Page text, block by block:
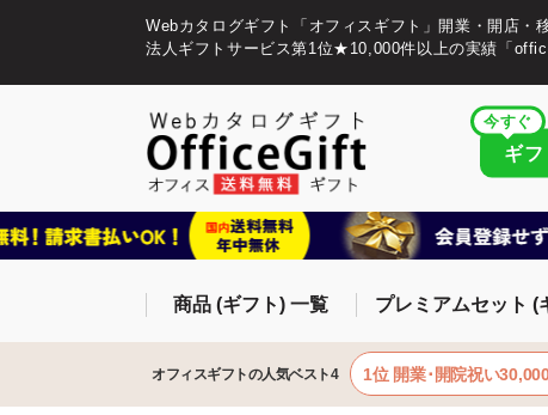
Webカタログギフト「オフィスギフト」開業・開店・
法人ギフトサービス第1位★10,000件以上の実績「
今すぐ
ギフ
商品 (ギフト) 一覧 プレミアムセット (
オフィスギフトの人気ベスト4 1位 開業･開院祝い